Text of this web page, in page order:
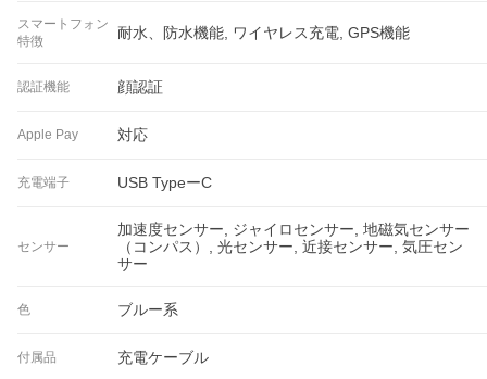
スマートフォン
特徴
耐水、防水機能, ワイヤレス充電, GPS機能
認証機能 顔認証
Apple Pay 対応
充電端子 USB TypeーC
センサー
加速度センサー, ジャイロセンサー, 地磁気センサー
（コンパス）, 光センサー, 近接センサー, 気圧セン
サー
色 ブルー系
付属品 充電ケーブル